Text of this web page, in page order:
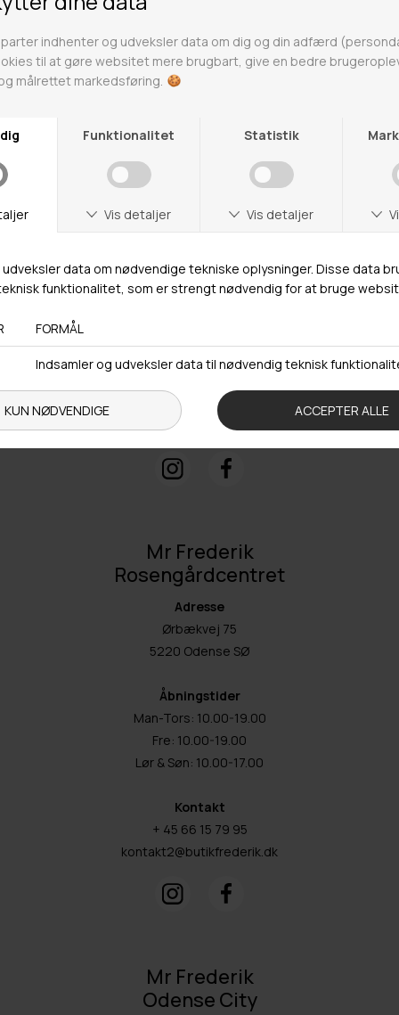
Butikker
Webshop lager
5260 Odense S
Åbningstider
Man-Ons: 09.00-15.30
+ 45 65 90 45 89
info@fashiondeluxe.dk
Mr Frederik
Rosengårdcentret
Adresse
Ørbækvej 75
5220 Odense SØ
Åbningstider
Man-Tors: 10.00-19.00
Fre: 10.00-19.00
Lør & Søn: 10.00-17.00
Kontakt
+ 45 66 15 79 95
kontakt2@butikfrederik.dk
Mr Frederik
Odense City